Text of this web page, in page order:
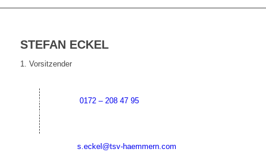
STEFAN ECKEL
1. Vorsitzender
0172 – 208 47 95
s.eckel@tsv-haemmern.com